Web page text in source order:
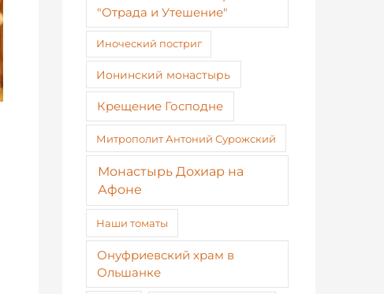
"Отрада и Утешение"
Иноческий постриг
Ионинский монастырь
Крещение Господне
Митрополит Антоний Сурожский
Монастырь Дохиар на
Афоне
Наши томаты
Онуфриевский храм в
Ольшанке